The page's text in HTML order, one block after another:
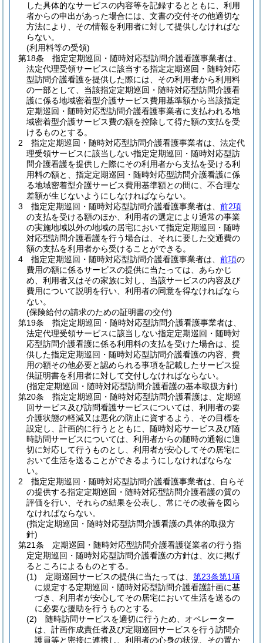
した具体的なサービスの内容等を記録するとともに、利用
者からの申出があった場合には、文書の交付その他適切な
方法により、その情報を利用者に対して提供しなければな
らない。
(利用料等の受領)
第18条
指定定期巡回・随時対応型訪問介護看護事業者は、
法定代理受領サービスに該当する指定定期巡回・随時対応
型訪問介護看護を提供した際には、その利用者から利用料
の一部として、当該指定定期巡回・随時対応型訪問介護看
護に係る地域密着型介護サービス費用基準額から当該指定
定期巡回・随時対応型訪問介護看護事業者に支払われる地
域密着型介護サービス費の額を控除して得た額の支払を受
けるものとする。
2
指定定期巡回・随時対応型訪問介護看護事業者は、法定代
理受領サービスに該当しない指定定期巡回・随時対応型訪
問介護看護を提供した際にその利用者から支払を受ける利
用料の額と、指定定期巡回・随時対応型訪問介護看護に係
る地域密着型介護サービス費用基準額との間に、不合理な
差額が生じないようにしなければならない。
3
指定定期巡回・随時対応型訪問介護看護事業者は、 前2項
の支払を受ける額のほか、利用者の選定により通常の事業
の実施地域以外の地域の居宅において指定定期巡回・随時
対応型訪問介護看護を行う場合は、それに要した交通費の
額の支払を利用者から受けることができる。
4
指定定期巡回・随時対応型訪問介護看護事業者は、 前項の
費用の額に係るサービスの提供に当たっては、あらかじ
め、利用者又はその家族に対し、当該サービスの内容及び
費用について説明を行い、利用者の同意を得なければなら
ない。
(保険給付の請求のための証明書の交付)
第19条
指定定期巡回・随時対応型訪問介護看護事業者は、
法定代理受領サービスに該当しない指定定期巡回・随時対
応型訪問介護看護に係る利用料の支払を受けた場合は、提
供した指定定期巡回・随時対応型訪問介護看護の内容、費
用の額その他必要と認められる事項を記載したサービス提
供証明書を利用者に対して交付しなければならない。
(指定定期巡回・随時対応型訪問介護看護の基本取扱方針)
第20条
指定定期巡回・随時対応型訪問介護看護は、定期巡
回サービス及び訪問看護サービスについては、利用者の要
介護状態の軽減又は悪化の防止に資するよう、その目標を
設定し、計画的に行うとともに、随時対応サービス及び随
時訪問サービスについては、利用者からの随時の通報に適
切に対応して行うものとし、利用者が安心してその居宅に
おいて生活を送ることができるようにしなければならな
い。
2
指定定期巡回・随時対応型訪問介護看護事業者は、自らそ
の提供する指定定期巡回・随時対応型訪問介護看護の質の
評価を行い、それらの結果を公表し、常にその改善を図ら
なければならない。
(指定定期巡回・随時対応型訪問介護看護の具体的取扱方
針)
第21条
定期巡回・随時対応型訪問介護看護従業者の行う指
定定期巡回・随時対応型訪問介護看護の方針は、次に掲げ
るところによるものとする。
(1)
定期巡回サービスの提供に当たっては、 第23条第1項
に規定する定期巡回・随時対応型訪問介護看護計画に基
づき、利用者が安心してその居宅において生活を送るの
に必要な援助を行うものとする。
(2)
随時訪問サービスを適切に行うため、オペレーター
は、計画作成責任者及び定期巡回サービスを行う訪問介
護員等と密接に連携し、利用者の心身の状況、その置か